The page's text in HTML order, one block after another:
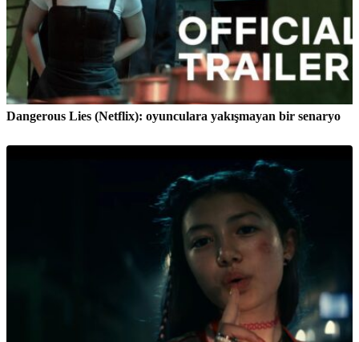
Dangerous Lies (Netflix): oyunculara yakışmayan bir senaryo